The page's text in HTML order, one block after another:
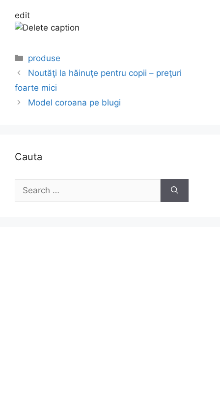
edit
Categories
produse
Noutăţi la hăinuţe pentru copii – preţuri
foarte mici
Model coroana pe blugi
Cauta
for: